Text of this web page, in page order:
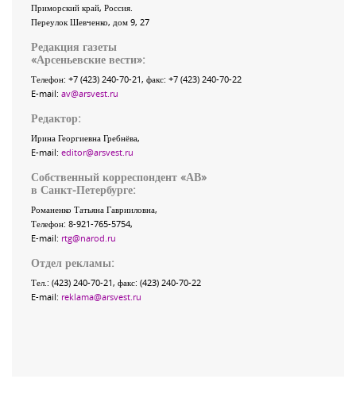
Приморский край, Россия
Переулок Шевченко, дом 9, 27
Редакция газеты
«Арсеньевские вести»:
Телефон: +7 (423) 240-70-21, факс: +7 (423) 240-70-22
E-mail: av@arsvest.ru
Редактор:
Ирина Георгиевна Гребнёва,
E-mail: editor@arsvest.ru
Собственный корреспондент «АВ»
в Санкт-Петербурге:
Романенко Татьяна Гаврииловна,
Телефон: 8-921-765-5754,
E-mail: rtg@narod.ru
Отдел рекламы:
Тел.: (423) 240-70-21, факс: (423) 240-70-22
E-mail: reklama@arsvest.ru